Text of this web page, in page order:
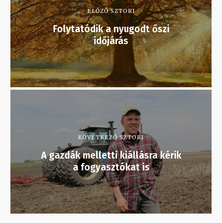
ELŐZŐ SZTORI
Folytatódik a nyugodt őszi
időjárás
KÖVETKEZŐ SZTORI
A gazdák melletti kiállásra kérik
a fogyasztókat is